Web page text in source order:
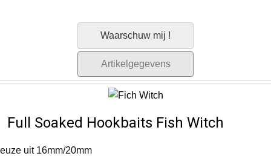
Waarschuw mij !
Artikelgegevens
Full Soaked Hookbaits Fish Witch
uit 16mm/20mm